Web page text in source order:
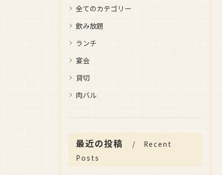
全てのカテゴリー
飲み放題
ランチ
宴会
貸切
肉バル
最近の投稿
Recent
Posts